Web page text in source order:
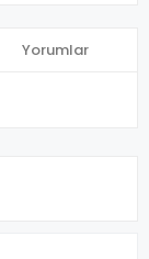
Yorumlar